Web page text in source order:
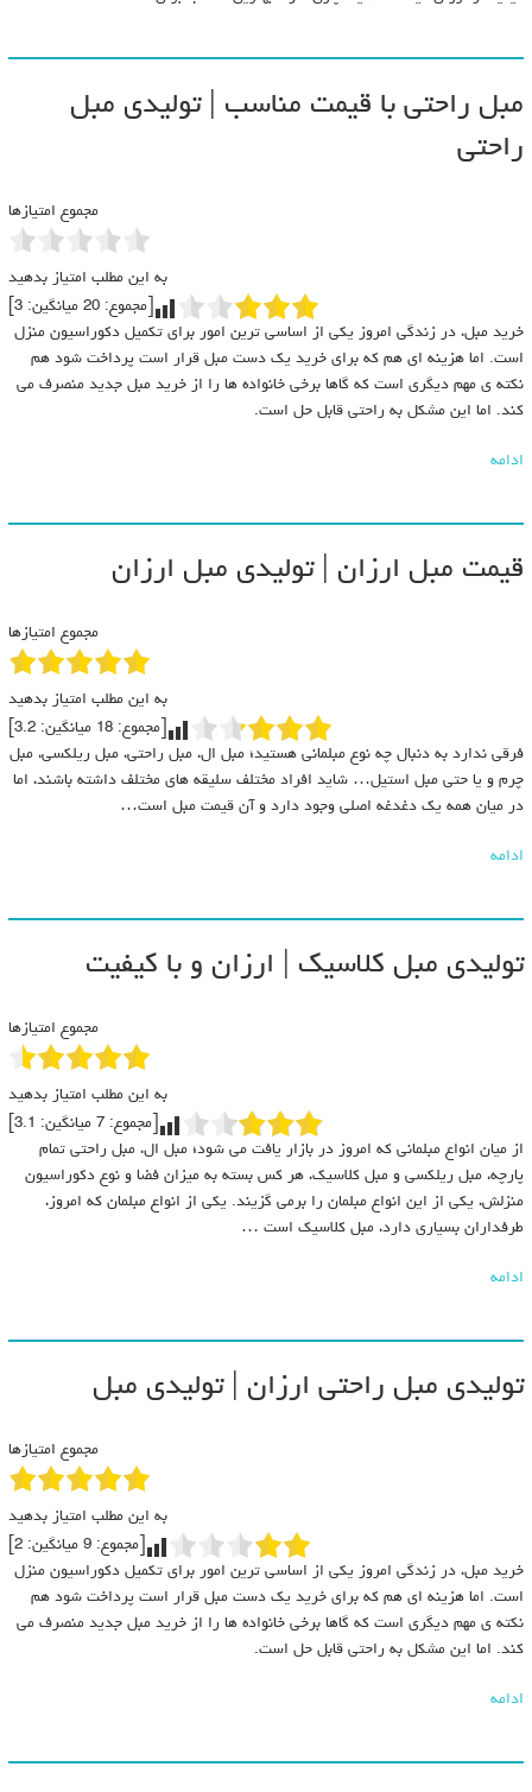
مبل راحتی با قیمت مناسب | تولیدی مبل
راحتی
مجموع امتیازها
به این مطلب امتیاز بدهید
[مجموع:20 میانگین:3
خرید مبل، در زندگی امروز یکی از اساسی ترین امور برای تکمیل دکوراسیون منزل
است. اما هزینه ای هم که برای خرید یک دست مبل قرار است پرداخت شود هم
نکته ی مهم دیگری است که گاها برخی خانواده ها را از خرید مبل جدید منصرف می
کند. اما این مشکل به راحتی قابل حل است.
ادامه
قیمت مبل ارزان | تولیدی مبل ارزان
مجموع امتیازها
به این مطلب امتیاز بدهید
[مجموع:18 میانگین:3.2
فرقی ندارد به دنبال چه نوع مبلمانی هستید؛ مبل ال، مبل راحتی، مبل ریلکسی، مبل
چرم و یا حتی مبل استیل… شاید افراد مختلف سلیقه های مختلف داشته باشند، اما
در میان همه یک دغدغه اصلی وجود دارد و آن قیمت مبل است…
ادامه
تولیدی مبل کلاسیک | ارزان و با کیفیت
مجموع امتیازها
به این مطلب امتیاز بدهید
[مجموع:7 میانگین: 3.1
از میان انواع مبلمانی که امروز در بازار یافت می شود؛ مبل ال، مبل راحتی تمام
پارچه، مبل ریلکسی و مبل کلاسیک، هر کس بسته به میزان فضا و نوع دکوراسیون
منزلش، یکی از این انواع مبلمان را برمی گزیند. یکی از انواع مبلمان که امروز،
طرفداران بسیاری دارد، مبل کلاسیک است …
ادامه
تولیدی مبل راحتی ارزان | تولیدی مبل
مجموع امتیازها
به این مطلب امتیاز بدهید
[مجموع:9 میانگین:2
خرید مبل، در زندگی امروز یکی از اساسی ترین امور برای تکمیل دکوراسیون منزل
است. اما هزینه ای هم که برای خرید یک دست مبل قرار است پرداخت شود هم
نکته ی مهم دیگری است که گاها برخی خانواده ها را از خرید مبل جدید منصرف می
کند. اما این مشکل به راحتی قابل حل است.
ادامه